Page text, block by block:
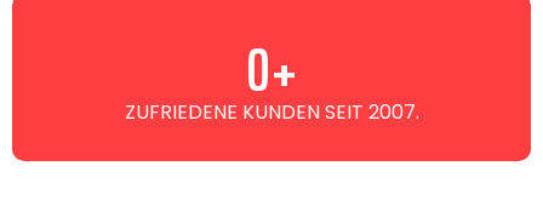
ZUFRIEDENE KUNDEN SEIT 2007.
0+